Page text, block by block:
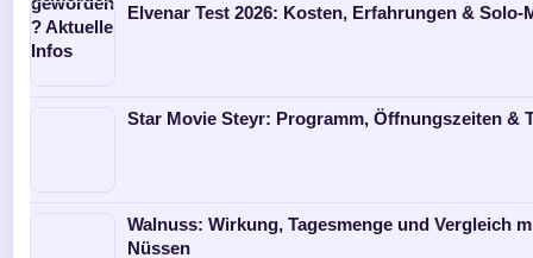
Elvenar Test 2026: Kosten, Erfahrungen & Solo-
Star Movie Steyr: Programm, Öffnungszeiten &
Walnuss: Wirkung, Tagesmenge und Vergleich
Nüssen